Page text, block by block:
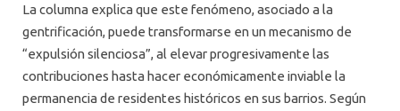
La columna explica que este fenómeno, asociado a la
gentrificación, puede transformarse en un mecanismo de
“expulsión silenciosa”, al elevar progresivamente las
contribuciones hasta hacer económicamente inviable la
permanencia de residentes históricos en sus barrios. Según